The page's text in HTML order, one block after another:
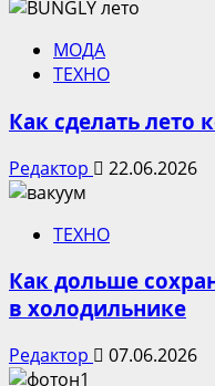
МОДА
ТЕХНО
Как сделать
Редактор 22.06.2026
ТЕХНО
Как дольше
в холодильнике
Редактор 07.06.2026